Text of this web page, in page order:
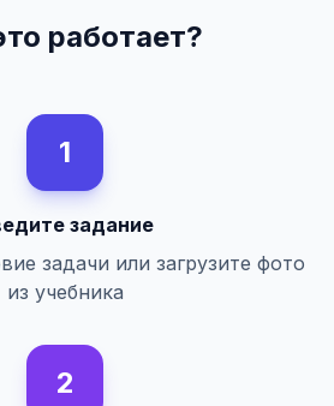
работает?
1
задание
задачи или загрузите фото
из учебника
2